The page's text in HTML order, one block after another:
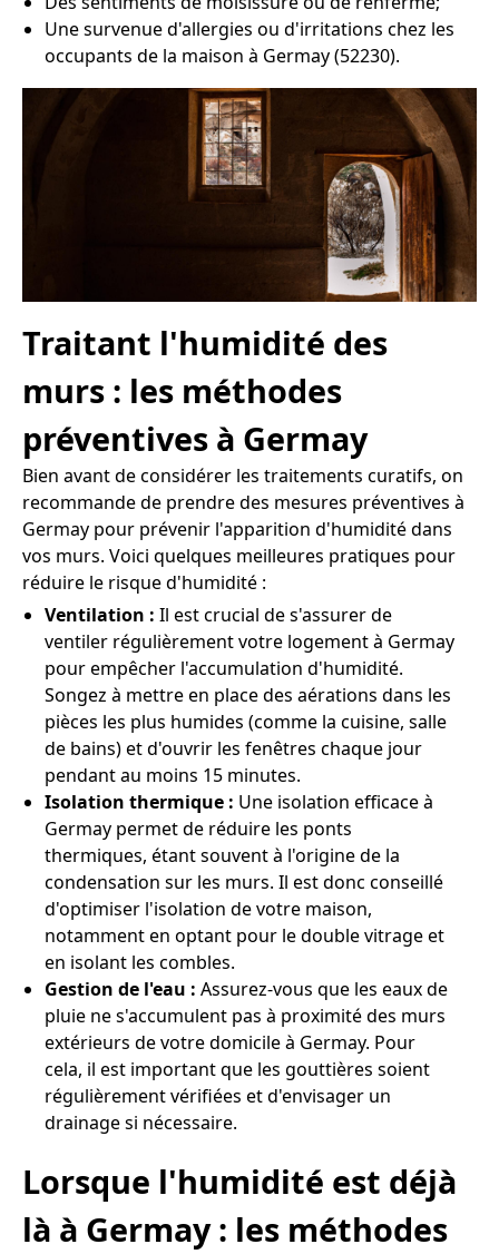
Une survenue d'allergies ou d'irritations chez les
occupants de la maison à Germay (52230).
Traitant l'humidité des
murs : les méthodes
préventives à Germay
Bien avant de considérer les traitements curatifs, on
recommande de prendre des mesures préventives à
Germay pour prévenir l'apparition d'humidité dans
vos murs. Voici quelques meilleures pratiques pour
réduire le risque d'humidité :
Ventilation : Il est crucial de s'assurer de
ventiler régulièrement votre logement à Germay
pour empêcher l'accumulation d'humidité.
Songez à mettre en place des aérations dans les
pièces les plus humides (comme la cuisine, salle
de bains) et d'ouvrir les fenêtres chaque jour
pendant au moins 15 minutes.
Isolation thermique : Une isolation efficace à
Germay permet de réduire les ponts
thermiques, étant souvent à l'origine de la
condensation sur les murs. Il est donc conseillé
d'optimiser l'isolation de votre maison,
notamment en optant pour le double vitrage et
en isolant les combles.
Gestion de l'eau : Assurez-vous que les eaux de
pluie ne s'accumulent pas à proximité des murs
extérieurs de votre domicile à Germay. Pour
cela, il est important que les gouttières soient
régulièrement vérifiées et d'envisager un
drainage si nécessaire.
Lorsque l'humidité est déjà
là à Germay : les méthodes